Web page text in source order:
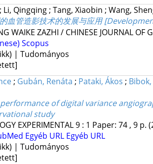
; Li, Qingqing; Tang, Xiaobin ; Wang,
血管造影技术的发展与应用
WAIKE ZAZHI / CHINESE JOURNAL OF
Scopus
| Tudományos
; Gubán, Renáta ; Pataki, Ákos ;
of digital variance
study
EXPERIMENTAL9: 1 Paper: 74 , 9 p.
Egyéb URL Egyéb URL
| Tudományos